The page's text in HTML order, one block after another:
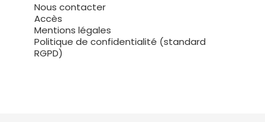
Nous contacter
Accès
Mentions légales
Politique de confidentialité (standard
RGPD)